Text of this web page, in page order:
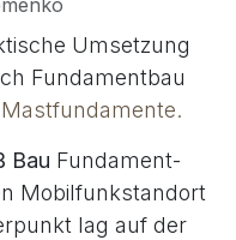
Umsetzung
Fundamentbau
Bau Fundament-
Mobilfunkstandort
lag auf der